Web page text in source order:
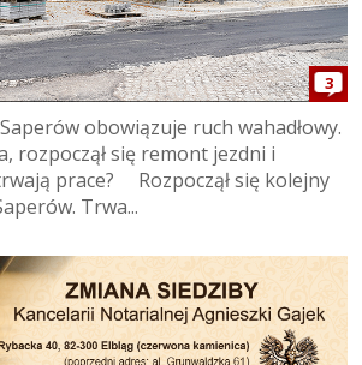
3
obowiązuje ruch wahadłowy.
rozpoczął się remont jezdni i
prace? Rozpoczął się kolejny
Trwa...